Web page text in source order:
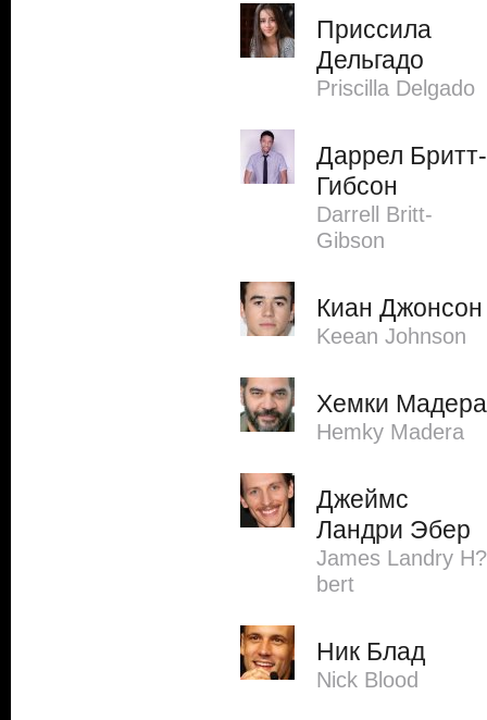
Приссила
Дельгадо
Priscilla Delgado
Даррел Бритт-
Гибсон
Darrell Britt-
Gibson
Киан Джонсон
Keean Johnson
Хемки Мадера
Hemky Madera
Джеймс
Ландри Эбер
James Landry H?
bert
Ник Блад
Nick Blood